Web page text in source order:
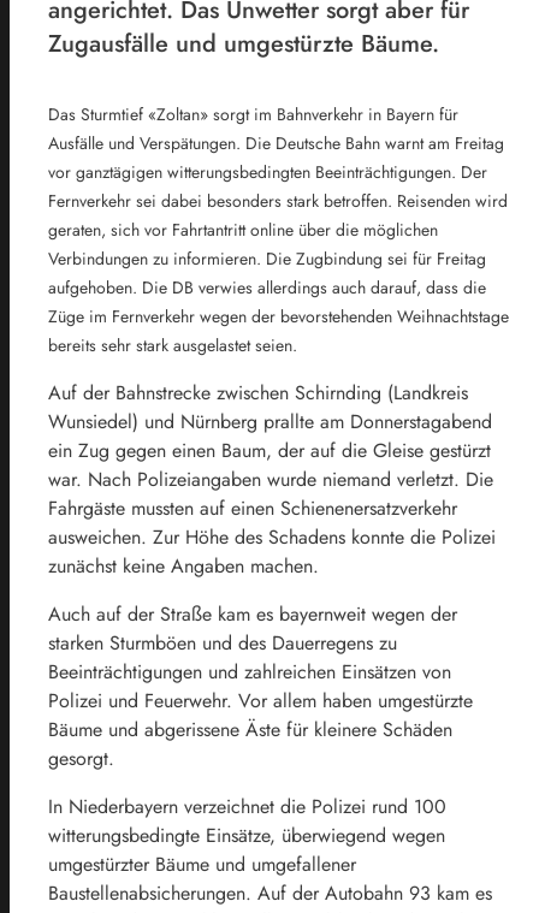
angerichtet. Das Unwetter sorgt aber für
Zugausfälle und umgestürzte Bäume.
Das Sturmtief «Zoltan» sorgt im Bahnverkehr in Bayern für
Ausfälle und Verspätungen. Die Deutsche Bahn warnt am Freitag
vor ganztägigen witterungsbedingten Beeinträchtigungen. Der
Fernverkehr sei dabei besonders stark betroffen. Reisenden wird
geraten, sich vor Fahrtantritt online über die möglichen
Verbindungen zu informieren. Die Zugbindung sei für Freitag
aufgehoben. Die DB verwies allerdings auch darauf, dass die
Züge im Fernverkehr wegen der bevorstehenden Weihnachtstage
bereits sehr stark ausgelastet seien.
Auf der Bahnstrecke zwischen Schirnding (Landkreis
Wunsiedel) und Nürnberg prallte am Donnerstagabend
ein Zug gegen einen Baum, der auf die Gleise gestürzt
war. Nach Polizeiangaben wurde niemand verletzt. Die
Fahrgäste mussten auf einen Schienenersatzverkehr
ausweichen. Zur Höhe des Schadens konnte die Polizei
zunächst keine Angaben machen.
Auch auf der Straße kam es bayernweit wegen der
starken Sturmböen und des Dauerregens zu
Beeinträchtigungen und zahlreichen Einsätzen von
Polizei und Feuerwehr. Vor allem haben umgestürzte
Bäume und abgerissene Äste für kleinere Schäden
gesorgt.
In Niederbayern verzeichnet die Polizei rund 100
witterungsbedingte Einsätze, überwiegend wegen
umgestürzter Bäume und umgefallener
Baustellenabsicherungen. Auf der Autobahn 93 kam es